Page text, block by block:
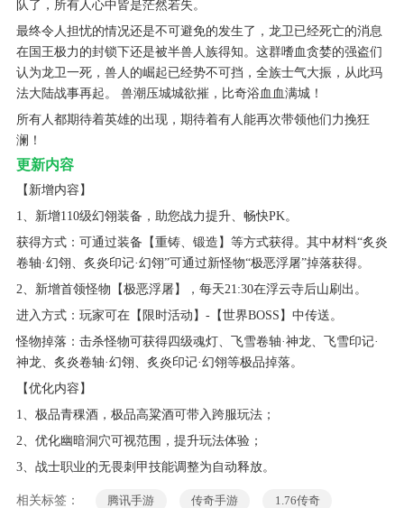
队了，所有人心中皆是茫然若失。
最终令人担忧的情况还是不可避免的发生了，龙卫已经死亡的消息
在国王极力的封锁下还是被半兽人族得知。这群嗜血贪婪的强盗们
认为龙卫一死，兽人的崛起已经势不可挡，全族士气大振，从此玛
法大陆战事再起。 兽潮压城城欲摧，比奇浴血血满城！
所有人都期待着英雄的出现，期待着有人能再次带领他们力挽狂
澜！
更新内容
【新增内容】
1、新增110级幻翎装备，助您战力提升、畅快PK。
获得方式：可通过装备【重铸、锻造】等方式获得。其中材料“炙炎
卷轴·幻翎、炙炎印记·幻翎”可通过新怪物“极恶浮屠”掉落获得。
2、新增首领怪物【极恶浮屠】，每天21:30在浮云寺后山刷出。
进入方式：玩家可在【限时活动】-【世界BOSS】中传送。
怪物掉落：击杀怪物可获得四级魂灯、飞雪卷轴·神龙、飞雪印记·
神龙、炙炎卷轴·幻翎、炙炎印记·幻翎等极品掉落。
【优化内容】
1、极品青稞酒，极品高粱酒可带入跨服玩法；
2、优化幽暗洞穴可视范围，提升玩法体验；
3、战士职业的无畏刺甲技能调整为自动释放。
相关标签： 腾讯手游 传奇手游 1.76传奇